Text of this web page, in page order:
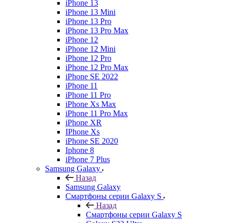
iPhone 13
iPhone 13 Mini
iPhone 13 Pro
iPhone 13 Pro Max
iPhone 12
iPhone 12 Mini
iPhone 12 Pro
iPhone 12 Pro Max
iPhone SE 2022
iPhone 11
iPhone 11 Pro
iPhone Xs Max
iPhone 11 Pro Max
iPhone XR
IPhone Xs
iPhone SE 2020
Iphone 8
iPhone 7 Plus
Samsung Galaxy
Назад
Samsung Galaxy
Смартфоны серии Galaxy S
Назад
Смартфоны серии Galaxy S